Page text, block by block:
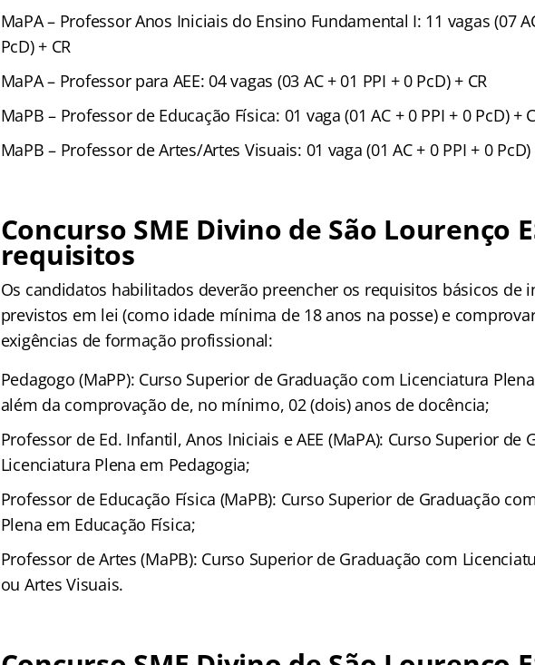
MaPA – Professor Anos Iniciais do Ensino Fundamental I: 11 vagas (07
PcD) + CR
MaPA – Professor para AEE: 04 vagas (03 AC + 01 PPI + 0 PcD) + CR
MaPB – Professor de Educação Física: 01 vaga (01 AC + 0 PPI + 0 PcD) +
MaPB – Professor de Artes/Artes Visuais: 01 vaga (01 AC + 0 PPI + 0 PcD)
Concurso SME Divino de São Lourenço
requisitos
Os candidatos habilitados deverão preencher os requisitos básicos de
previstos em lei (como idade mínima de 18 anos na posse) e
exigências de formação profissional:
Pedagogo (MaPP): Curso Superior de Graduação com Licenciatura
além da comprovação de, no mínimo, 02 (dois) anos de docência;
Professor de Ed. Infantil, Anos Iniciais e AEE (MaPA): Curso Superior de
Licenciatura Plena em Pedagogia;
Professor de Educação Física (MaPB): Curso Superior de Graduação
Plena em Educação Física;
Professor de Artes (MaPB): Curso Superior de Graduação com
ou Artes Visuais.